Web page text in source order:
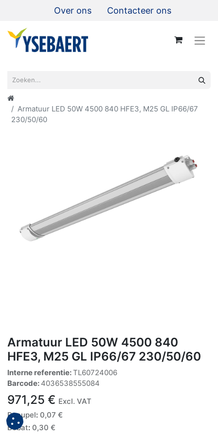
Over ons Contacteer ons
Armatuur LED 50W 4500 840 HFE3, M25 GL IP66/67
230/50/60
Armatuur LED 50W 4500 840
HFE3, M25 GL IP66/67 230/50/60
Interne referentie:TL60724006
Barcode: 4036538555084
971,25 € Excl. VAT
Recupel: 0,07 €
Bebat: 0,30 €